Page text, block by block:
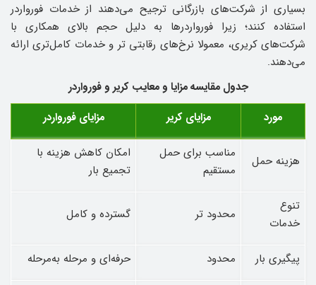
بسیاری از شرکت‌های بازرگانی ترجیح می‌دهند از خدمات فورواردر
استفاده کنند؛ زیرا فورواردرها به دلیل حجم بالای همکاری با
شرکت‌های کریری، معمولا نرخ‌های رقابتی‌ تر و خدمات کامل‌تری ارائه
می‌دهند.
جدول مقایسه مزایا و معایب کریر و فورواردر
مورد
مزایای کریر مزایای فورواردر
هزینه حمل
مناسب برای حمل
مستقیم
امکان کاهش هزینه با
تجمیع بار
تنوع
خدمات
محدود تر گسترده و کامل
پیگیری بار محدود حرفه‌ای و مرحله ‌به‌مرحله